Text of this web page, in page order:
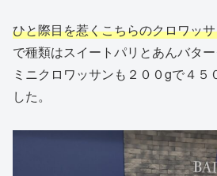
ひと際目を惹くこちらのクロワッ
で種類はスイートパリとあんバター
ミニクロワッサンも２００gで４５
した。